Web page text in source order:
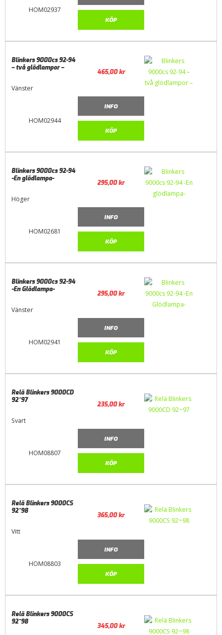
HOM02937
KÖP
HOM02944
Blinkers 9000cs 92-94
– två glödlampor –
Vänster
465,00kr
INFO
KÖP
HOM02681
Blinkers 9000cs 92-94
-En glödlampa-
Höger
295,00kr
INFO
KÖP
HOM02941
Blinkers 9000cs 92-94
-En Glödlampa-
Vänster
295,00kr
INFO
KÖP
HOM08807
Relä Blinkers 9000CD
92~97
Svart
235,00kr
INFO
KÖP
HOM08803
Relä Blinkers 9000CS
92~98
Vitt
365,00kr
INFO
KÖP
Relä Blinkers 9000CS
92~98
345,00kr